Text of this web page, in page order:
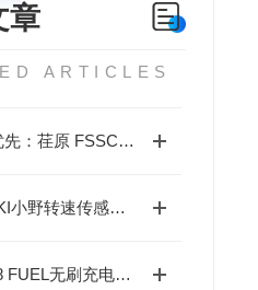
章
ARTICLES
安全操作优先：荏原 FSSC 不锈钢卧式端吸泵使用规程与注意事项
ONOSOKKI小野转速传感器MP-981/AP-981的特点
美沃奇M18 FUEL无刷充电式深切割带锯的特点